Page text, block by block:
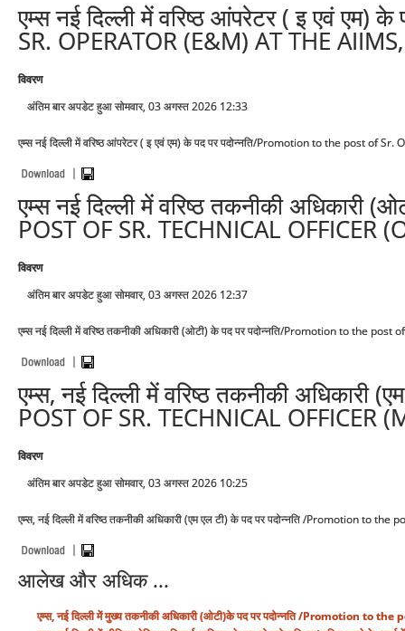
एम्स नई दिल्ली में वरिष्ठ आंपरेटर ( इ एवं एम)
SR. OPERATOR (E&M) AT THE
विवरण
अंतिम बार अपडेट हुआ सोमवार, 03 अगस्त 2026 12:33
एम्स नई दिल्ली में वरिष्ठ आंपरेटर ( इ एवं एम) के पद पर पदोन्नति/Promotion to the post of
एम्स नई दिल्ली में वरिष्ठ तकनीकी अधिकारी
POST OF SR. TECHNICAL OFFICER
विवरण
अंतिम बार अपडेट हुआ सोमवार, 03 अगस्त 2026 12:37
एम्स नई दिल्ली में वरिष्ठ तकनीकी अधिकारी (ओटी) के पद पर पदोन्नति/Promotion to the
एम्स, नई दिल्ली में वरिष्ठ तकनीकी अधिकारी
POST OF SR. TECHNICAL OFFICER
विवरण
अंतिम बार अपडेट हुआ सोमवार, 03 अगस्त 2026 10:25
एम्स, नई दिल्ली में वरिष्ठ तकनीकी अधिकारी (एम एल टी) के पद पर पदोन्नति /Promotion to
आलेख और अधिक ...
एम्स, नई दिल्ली में मुख्य तकनीकी अधिकारी (ओटी)के पद पर पदोन्नति /Promotion